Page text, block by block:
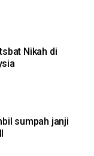
Nikah di
sumpah janji